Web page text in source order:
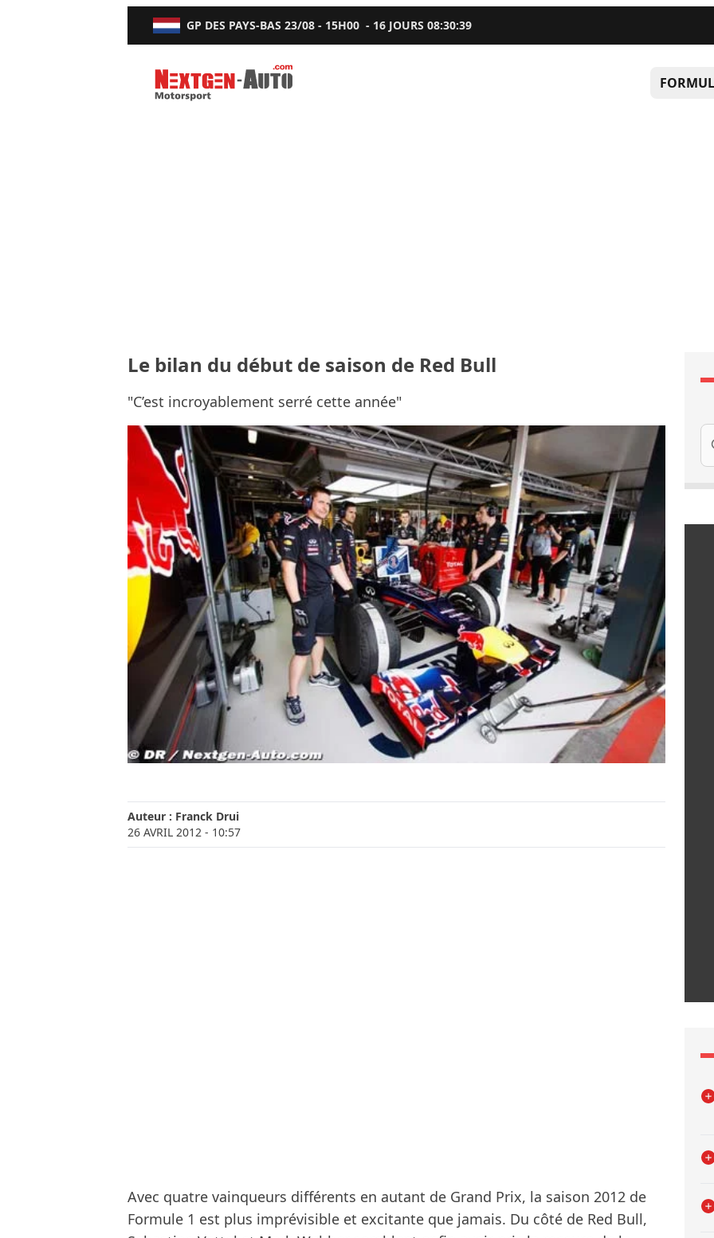
GP DES PAYS-BAS 23/08 - 15H00 - 16 JOURS08:30:38
Nextgen-Auto.com
Le bilan du début de saison de Red Bull
"C’est incroyablement serré cette année"
Auteur : Franck Drui
26 AVRIL 2012 - 10:57
Avec quatre vainqueurs différents en autant de Grand Prix, la saison 2012 de
Formule 1 est plus imprévisible et excitante que jamais. Du côté de Red Bull,